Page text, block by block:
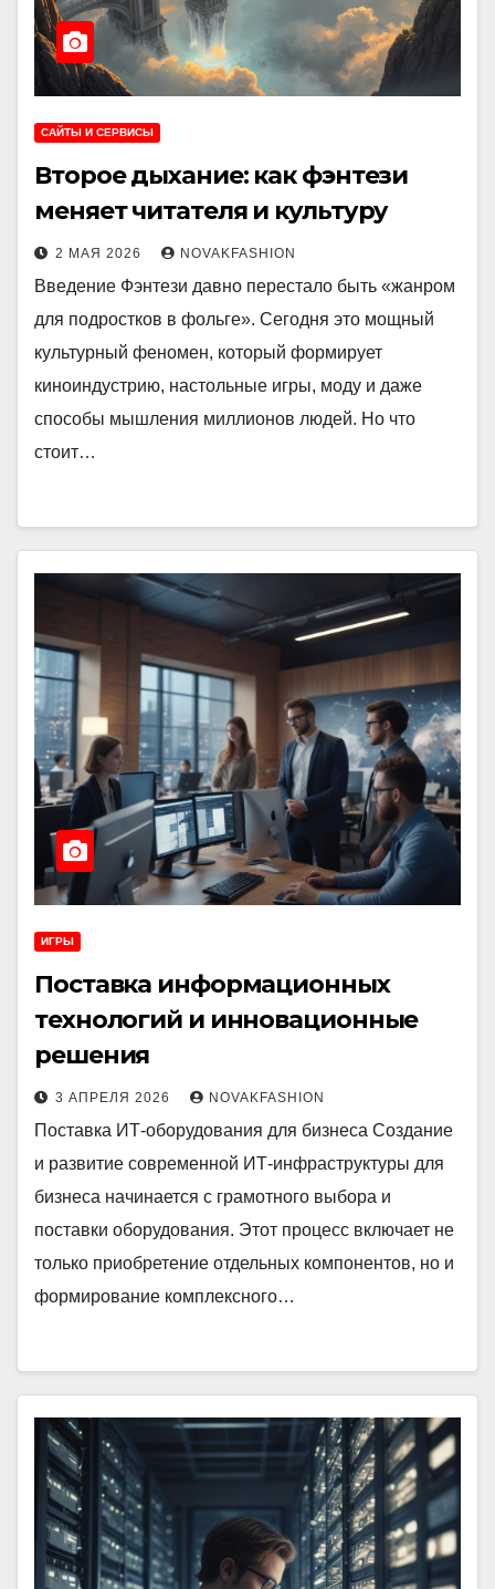
САЙТЫ И СЕРВИСЫ
Второе дыхание: как фэнтези
меняет читателя и культуру
2 МАЯ 2026 NOVAKFASHION
Введение Фэнтези давно перестало быть «жанром
для подростков в фольге». Сегодня это мощный
культурный феномен, который формирует
киноиндустрию, настольные игры, моду и даже
способы мышления миллионов людей. Но что
стоит…
ИГРЫ
Поставка информационных
технологий и инновационные
решения
3 АПРЕЛЯ 2026 NOVAKFASHION
Поставка ИТ-оборудования для бизнеса Создание
и развитие современной ИТ-инфраструктуры для
бизнеса начинается с грамотного выбора и
поставки оборудования. Этот процесс включает не
только приобретение отдельных компонентов, но и
формирование комплексного…